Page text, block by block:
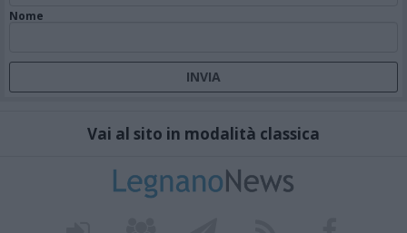
Nome
Vai al sito in modalità classica